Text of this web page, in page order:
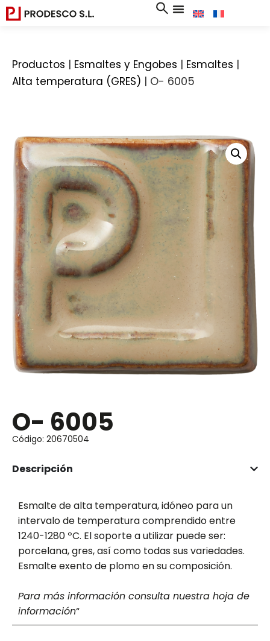
Productos | Esmaltes y Engobes | Esmaltes |
Alta temperatura (GRES) | O- 6005
O- 6005
Código: 20670504
Descripción
Esmalte de alta temperatura, idóneo para un
intervalo de temperatura comprendido entre
1240-1280 ºC. El soporte a utilizar puede ser:
porcelana, gres, así como todas sus variedades.
Esmalte exento de plomo en su composición.
Para más información consulta nuestra hoja de
información“